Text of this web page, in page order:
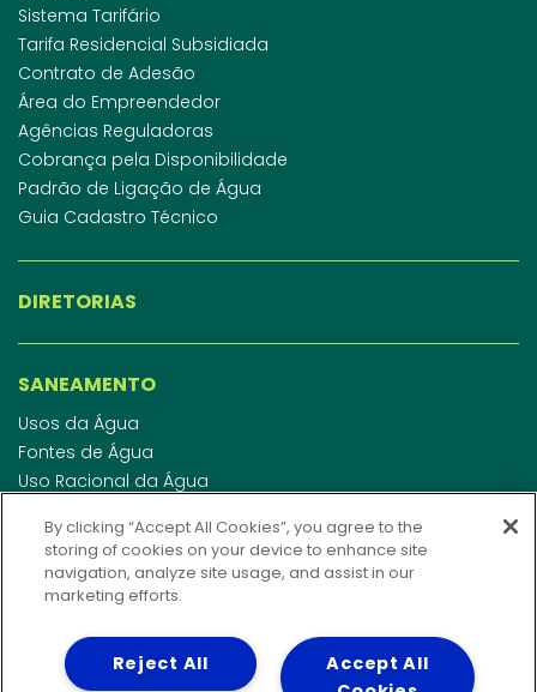
Sistema Tarifário
Tarifa Residencial Subsidiada
Contrato de Adesão
Área do Empreendedor
Agências Reguladoras
Cobrança pela Disponibilidade
Padrão de Ligação de Água
Guia Cadastro Técnico
DIRETORIAS
SANEAMENTO
Usos da Água
Fontes de Água
Uso Racional da Água
Esgotamento Sanitário
Regulamento de Água e Esgoto
Indicadores de qualidade da água
INVESTIDORES
By clicking “Accept All Cookies”, you agree to the
storing of cookies on your device to enhance site
navigation, analyze site usage, and assist in our
marketing efforts.
Accept All
Reject All